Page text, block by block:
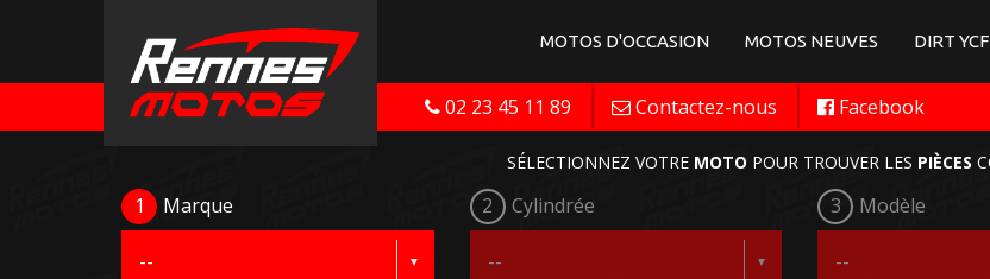
MOTOS D'OCCASION MOTOS NEUVES DIRT YCF
02 23 45 11 89 Contactez-nous Facebook
SÉLECTIONNEZ VOTRE MOTO POUR TROUVER LES PIÈCES
1 Marque 2 Cylindrée 3 Modèle